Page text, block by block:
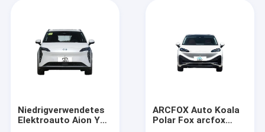
Niedrigverwendetes
Elektroauto Aion Y
ARCFOX Auto Koala
Polar Fox arcfox